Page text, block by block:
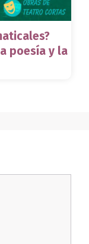
poesía y la